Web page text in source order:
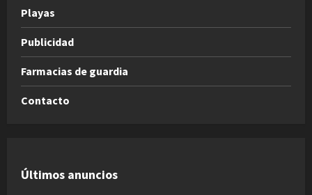
Playas
Publicidad
Farmacias de guardia
Contacto
Últimos anuncios